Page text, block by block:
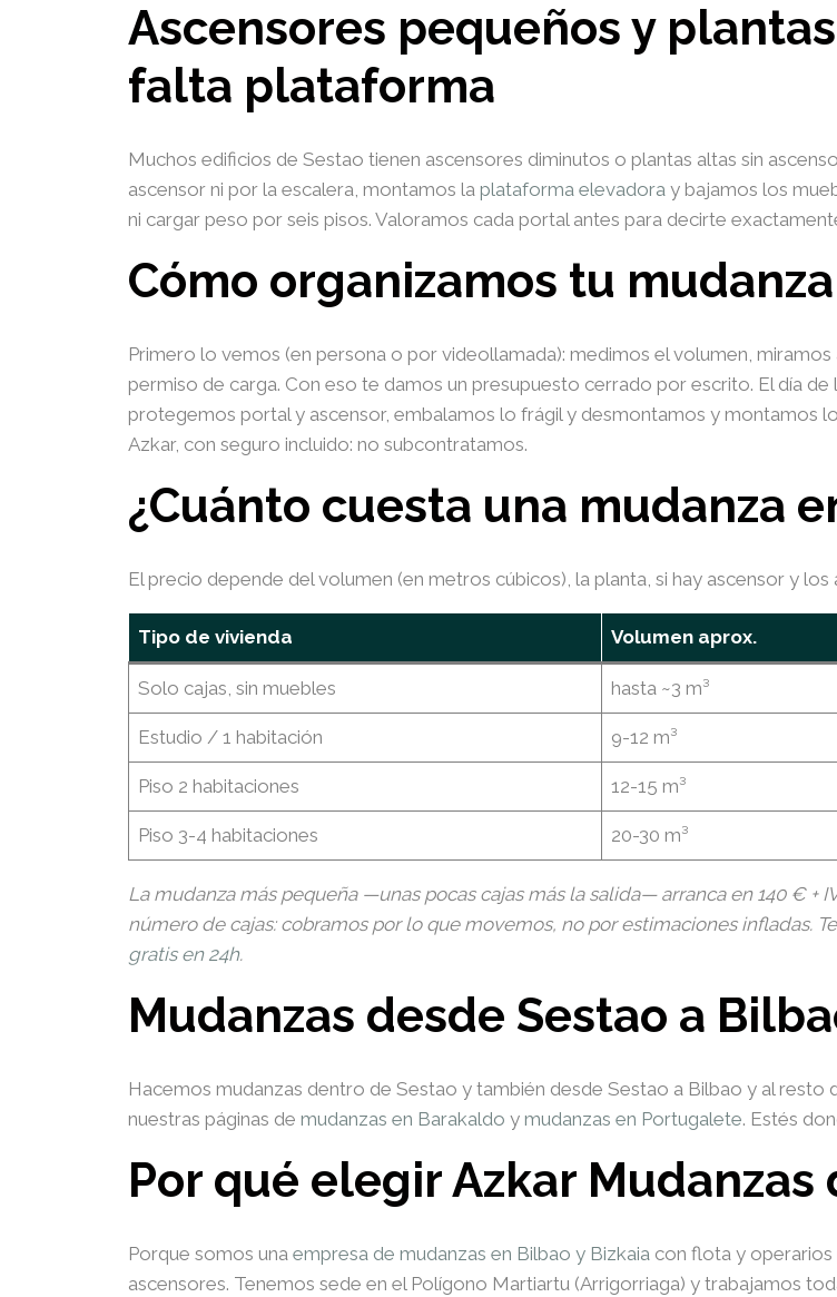
Ascensores pequeños y
falta plataforma
Muchos edificios de Sestao tienen ascensores diminutos o plantas altas sin
ascensor ni por la escalera, montamos la plataforma elevadoray bajamos los
ni cargar peso por seis pisos. Valoramos cada portal antes para decirte
Cómo organizamos tu
Primero lo vemos (en persona o por videollamada): medimos el volumen,
permiso de carga. Con eso te damos un presupuesto cerrado por escrito. El día
protegemos portal y ascensor, embalamos lo frágil y desmontamos y montamos
Azkar, con seguro incluido: no subcontratamos.
¿Cuánto cuesta una mudanza
El precio depende del volumen (en metros cúbicos), la planta, si hay ascensor y
Tipo de vivienda Volumen aprox.
Solo cajas, sin muebles hasta ~3 m³
Estudio / 1 habitación 9-12 m³
Piso 2 habitaciones 12-15 m³
Piso 3-4 habitaciones 20-30 m³
La mudanza más pequeña —unas pocas cajas más la salida— arranca en 140 € +
número de cajas: cobramos por lo que movemos, no por estimaciones infladas.
gratis en 24h.
Mudanzas desde Sestao a
Hacemos mudanzas dentro de Sestao y también desde Sestao a Bilbao y al resto
nuestras páginas de mudanzas en Barakaldo y mudanzas en Portugalete. Estés
Por qué elegir Azkar Mudanzas
Porque somos una empresa de mudanzas en Bilbao y Bizkaiacon flota y operarios
ascensores. Tenemos sede en el Polígono Martiartu (Arrigorriaga) y trabajamos